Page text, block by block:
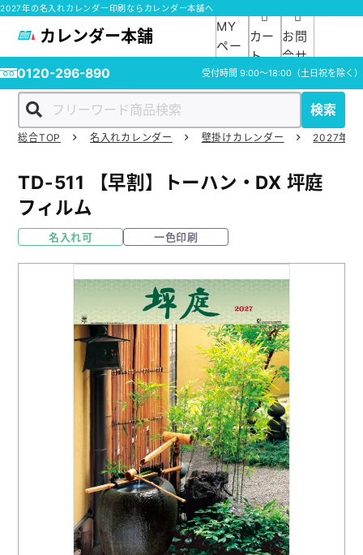
2027年の名入れカレンダー印刷ならカレンダー本舗へ
カレンダー本舗
検索
MY
ペー
ジ
カー
ト
お問
合せ
0120-296-890
受付時間 9:00～18:00 （土日祝を除く）
ご利用ガイド
入稿ガイド
スタッフ紹介
お役立ち情報
よくあるご質問
会社概要 お問い合わせ
総合TOP 名入れカレンダー 壁掛けカレンダー 2027年の
TD-511
【早割】トーハン・DX 坪庭
フィルム
名入れ可 一色印刷